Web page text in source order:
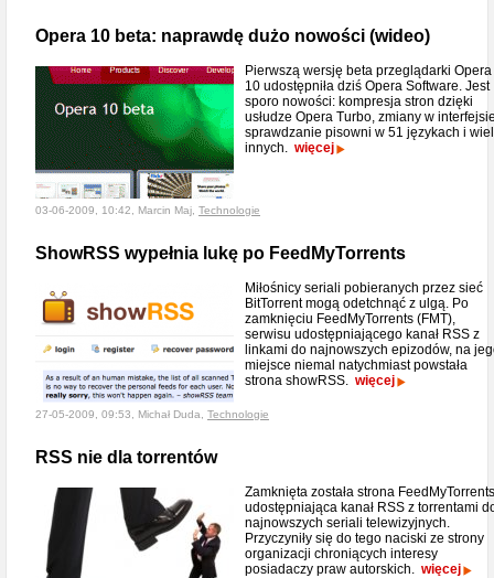
Opera 10 beta: naprawdę dużo nowości (wideo)
Pierwszą wersję beta przeglądarki Opera
10 udostępniła dziś Opera Software. Jest
sporo nowości: kompresja stron dzięki
usłudze Opera Turbo, zmiany w
sprawdzanie pisowni w 51 językach i
innych. więcej
03-06-2009, 10:42, Marcin Maj, Technologie
ShowRSS wypełnia lukę po FeedMyTorrents
Miłośnicy seriali pobieranych przez sieć
BitTorrent mogą odetchnąć z ulgą. Po
zamknięciu FeedMyTorrents (FMT),
serwisu udostępniającego kanał RSS z
linkami do najnowszych epizodów, na
miejsce niemal natychmiast powstała
strona showRSS. więcej
27-05-2009, 09:53, Michał Duda, Technologie
RSS nie dla torrentów
Zamknięta została strona FeedMyTorrents
udostępniająca kanał RSS z torrentami
najnowszych seriali telewizyjnych.
Przyczyniły się do tego naciski ze strony
organizacji chroniących interesy
posiadaczy praw autorskich. więcej